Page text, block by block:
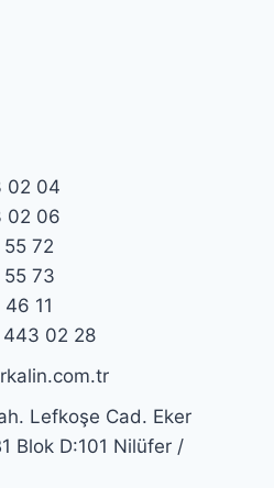
02 04
02 06
72
73
11
443 02 28
Lefkoşe Cad. Eker
Blok D:101 Nilüfer /